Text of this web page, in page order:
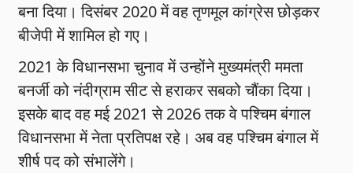
बना दिया। दिसंबर 2020 में वह तृणमूल कांग्रेस छोड़कर
बीजेपी में शामिल हो गए।
2021 के विधानसभा चुनाव में उन्होंने मुख्यमंत्री ममता
बनर्जी को नंदीग्राम सीट से हराकर सबको चौंका दिया।
इसके बाद वह मई 2021 से 2026 तक वे पश्चिम बंगाल
विधानसभा में नेता प्रतिपक्ष रहे। अब वह पश्चिम बंगाल में
शीर्ष पद को संभालेंगे।